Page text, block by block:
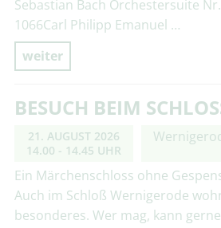
Sebastian Bach Orchestersuite
1066Carl Philipp Emanuel …
weiter
BESUCH BEIM
21. AUGUST 2026
14.00 - 14.45 UHR
Ein Märchenschloss ohne
Auch im Schloß Wernigerode
besonderes. Wer mag, kann